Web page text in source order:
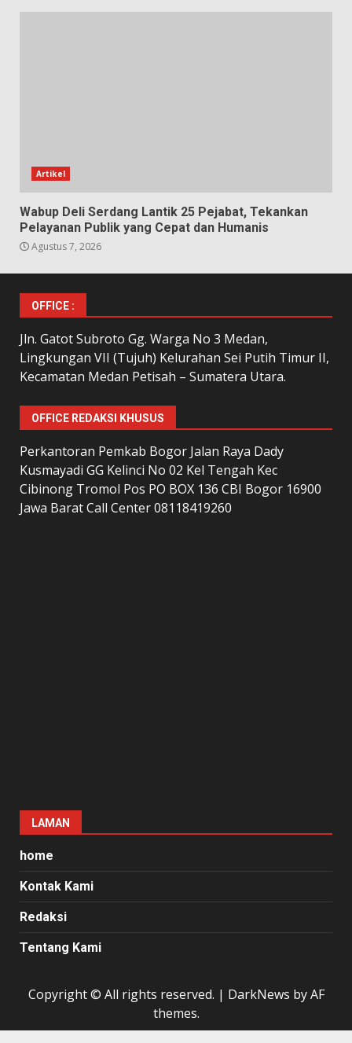
Artikel
Wabup Deli Serdang Lantik 25 Pejabat, Tekankan
Pelayanan Publik yang Cepat dan Humanis
Agustus 7, 2026
OFFICE :
Jln. Gatot Subroto Gg. Warga No 3 Medan,
Lingkungan VII (Tujuh) Kelurahan Sei Putih Timur II,
Kecamatan Medan Petisah – Sumatera Utara.
OFFICE REDAKSI KHUSUS
Perkantoran Pemkab Bogor Jalan Raya Dady
Kusmayadi GG Kelinci No 02 Kel Tengah Kec
Cibinong Tromol Pos PO BOX 136 CBI Bogor 16900
Jawa Barat Call Center 08118419260
LAMAN
home
Kontak Kami
Redaksi
Tentang Kami
Copyright © All rights reserved. | DarkNews by AF
themes.